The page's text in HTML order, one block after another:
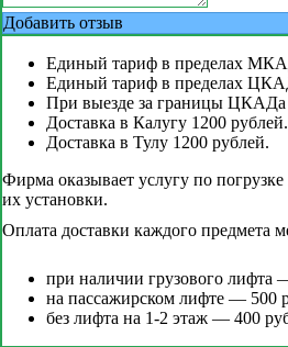
Добавить отзыв
Единый тариф в пределах
Единый тариф в пределах
При выезде за границы ЦКАДа
Доставка в Калугу 1200 рублей.
Доставка в Тулу 1200 рублей.
Фирма оказывает услугу по
их установки.
Оплата доставки каждого предмета
при наличии грузового лифта
на пассажирском лифте — 500
без лифта на 1-2 этаж — 400